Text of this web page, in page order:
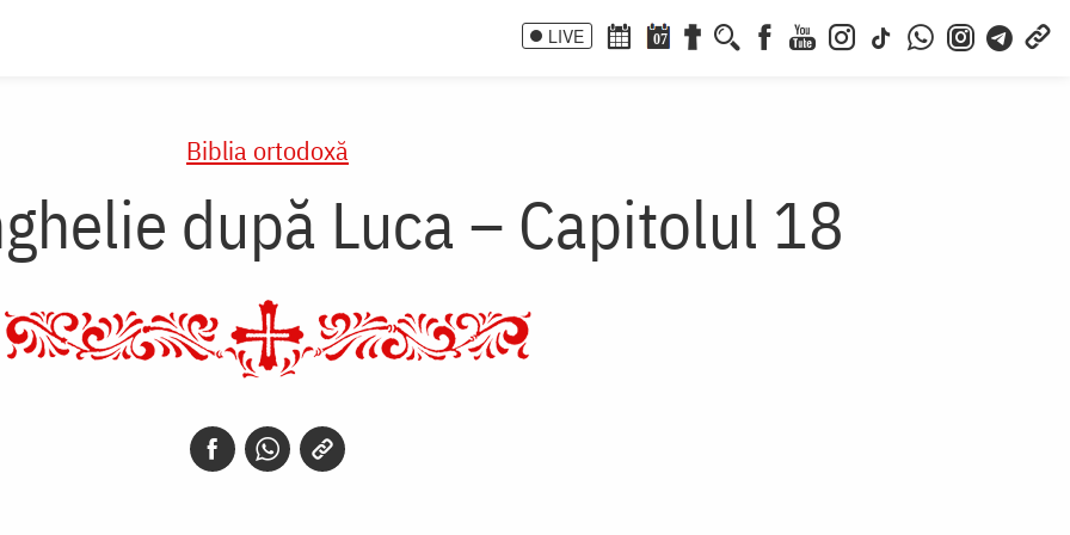
LIVE 07
Biblia ortodoxă
după Luca – Capitolul 18